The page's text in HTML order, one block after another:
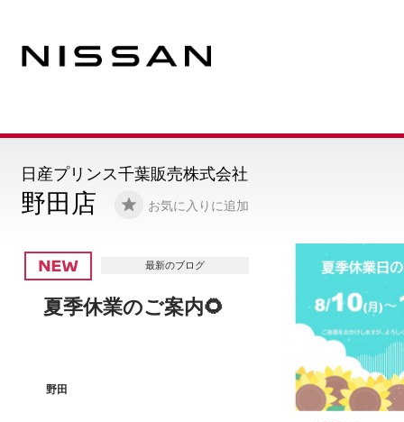
野田店 お気に入りに追加
日産プリンス千葉販売株式会社
夏得なっとくフェア🌞